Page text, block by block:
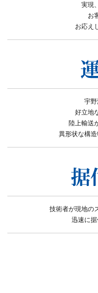
実現
お
お応え
宇
好立地
陸上輸送
異形状な構造
技術者が現地の
迅速に据